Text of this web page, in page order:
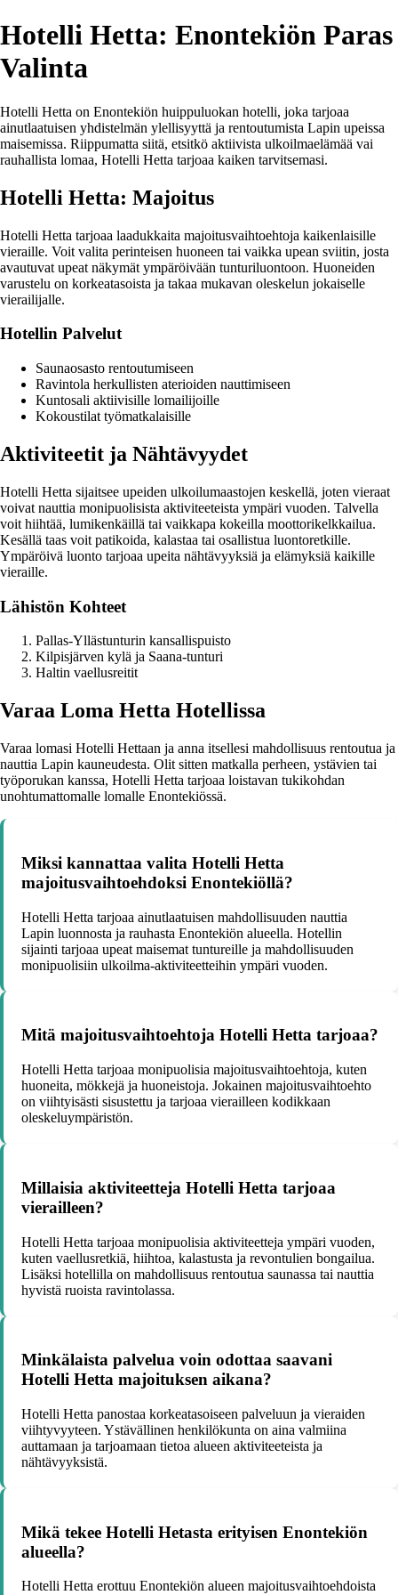
Hotelli Hetta: Enontekiön Paras
Valinta
Hotelli Hetta on Enontekiön huippuluokan hotelli, joka tarjoaa
ainutlaatuisen yhdistelmän ylellisyyttä ja rentoutumista Lapin upeissa
maisemissa. Riippumatta siitä, etsitkö aktiivista ulkoilmaelämää vai
rauhallista lomaa, Hotelli Hetta tarjoaa kaiken tarvitsemasi.
Hotelli Hetta: Majoitus
Hotelli Hetta tarjoaa laadukkaita majoitusvaihtoehtoja kaikenlaisille
vieraille. Voit valita perinteisen huoneen tai vaikka upean sviitin, josta
avautuvat upeat näkymät ympäröivään tunturiluontoon. Huoneiden
varustelu on korkeatasoista ja takaa mukavan oleskelun jokaiselle
vierailijalle.
Hotellin Palvelut
Saunaosasto rentoutumiseen
Ravintola herkullisten aterioiden nauttimiseen
Kuntosali aktiivisille lomailijoille
Kokoustilat työmatkalaisille
Aktiviteetit ja Nähtävyydet
Hotelli Hetta sijaitsee upeiden ulkoilumaastojen keskellä, joten vieraat
voivat nauttia monipuolisista aktiviteeteista ympäri vuoden. Talvella
voit hiihtää, lumikenkäillä tai vaikkapa kokeilla moottorikelkkailua.
Kesällä taas voit patikoida, kalastaa tai osallistua luontoretkille.
Ympäröivä luonto tarjoaa upeita nähtävyyksiä ja elämyksiä kaikille
vieraille.
Lähistön Kohteet
Pallas-Yllästunturin kansallispuisto
Kilpisjärven kylä ja Saana-tunturi
Haltin vaellusreitit
Varaa Loma Hetta Hotellissa
Varaa lomasi Hotelli Hettaan ja anna itsellesi mahdollisuus rentoutua ja
nauttia Lapin kauneudesta. Olit sitten matkalla perheen, ystävien tai
työporukan kanssa, Hotelli Hetta tarjoaa loistavan tukikohdan
unohtumattomalle lomalle Enontekiössä.
Miksi kannattaa valita Hotelli Hetta
majoitusvaihtoehdoksi Enontekiöllä?
Hotelli Hetta tarjoaa ainutlaatuisen mahdollisuuden nauttia
Lapin luonnosta ja rauhasta Enontekiön alueella. Hotellin
sijainti tarjoaa upeat maisemat tuntureille ja mahdollisuuden
monipuolisiin ulkoilma-aktiviteetteihin ympäri vuoden.
Mitä majoitusvaihtoehtoja Hotelli Hetta tarjoaa?
Hotelli Hetta tarjoaa monipuolisia majoitusvaihtoehtoja, kuten
huoneita, mökkejä ja huoneistoja. Jokainen majoitusvaihtoehto
on viihtyisästi sisustettu ja tarjoaa vierailleen kodikkaan
oleskeluympäristön.
Millaisia aktiviteetteja Hotelli Hetta tarjoaa
vierailleen?
Hotelli Hetta tarjoaa monipuolisia aktiviteetteja ympäri vuoden,
kuten vaellusretkiä, hiihtoa, kalastusta ja revontulien bongailua.
Lisäksi hotellilla on mahdollisuus rentoutua saunassa tai nauttia
hyvistä ruoista ravintolassa.
Minkälaista palvelua voin odottaa saavani
Hotelli Hetta majoituksen aikana?
Hotelli Hetta panostaa korkeatasoiseen palveluun ja vieraiden
viihtyvyyteen. Ystävällinen henkilökunta on aina valmiina
auttamaan ja tarjoamaan tietoa alueen aktiviteeteista ja
nähtävyyksistä.
Mikä tekee Hotelli Hetasta erityisen Enontekiön
alueella?
Hotelli Hetta erottuu Enontekiön alueen majoitusvaihtoehdoista